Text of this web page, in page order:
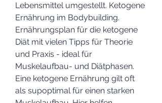
Lebensmittel umgestellt. Ketogene
Ernährung im Bodybuilding.
Ernährungsplan für die ketogene
Diät mit vielen Tipps für Theorie
und Praxis - ideal für
Muskelaufbau- und Diätphasen.
Eine ketogene Ernährung gilt oft
als supoptimal für einen starken